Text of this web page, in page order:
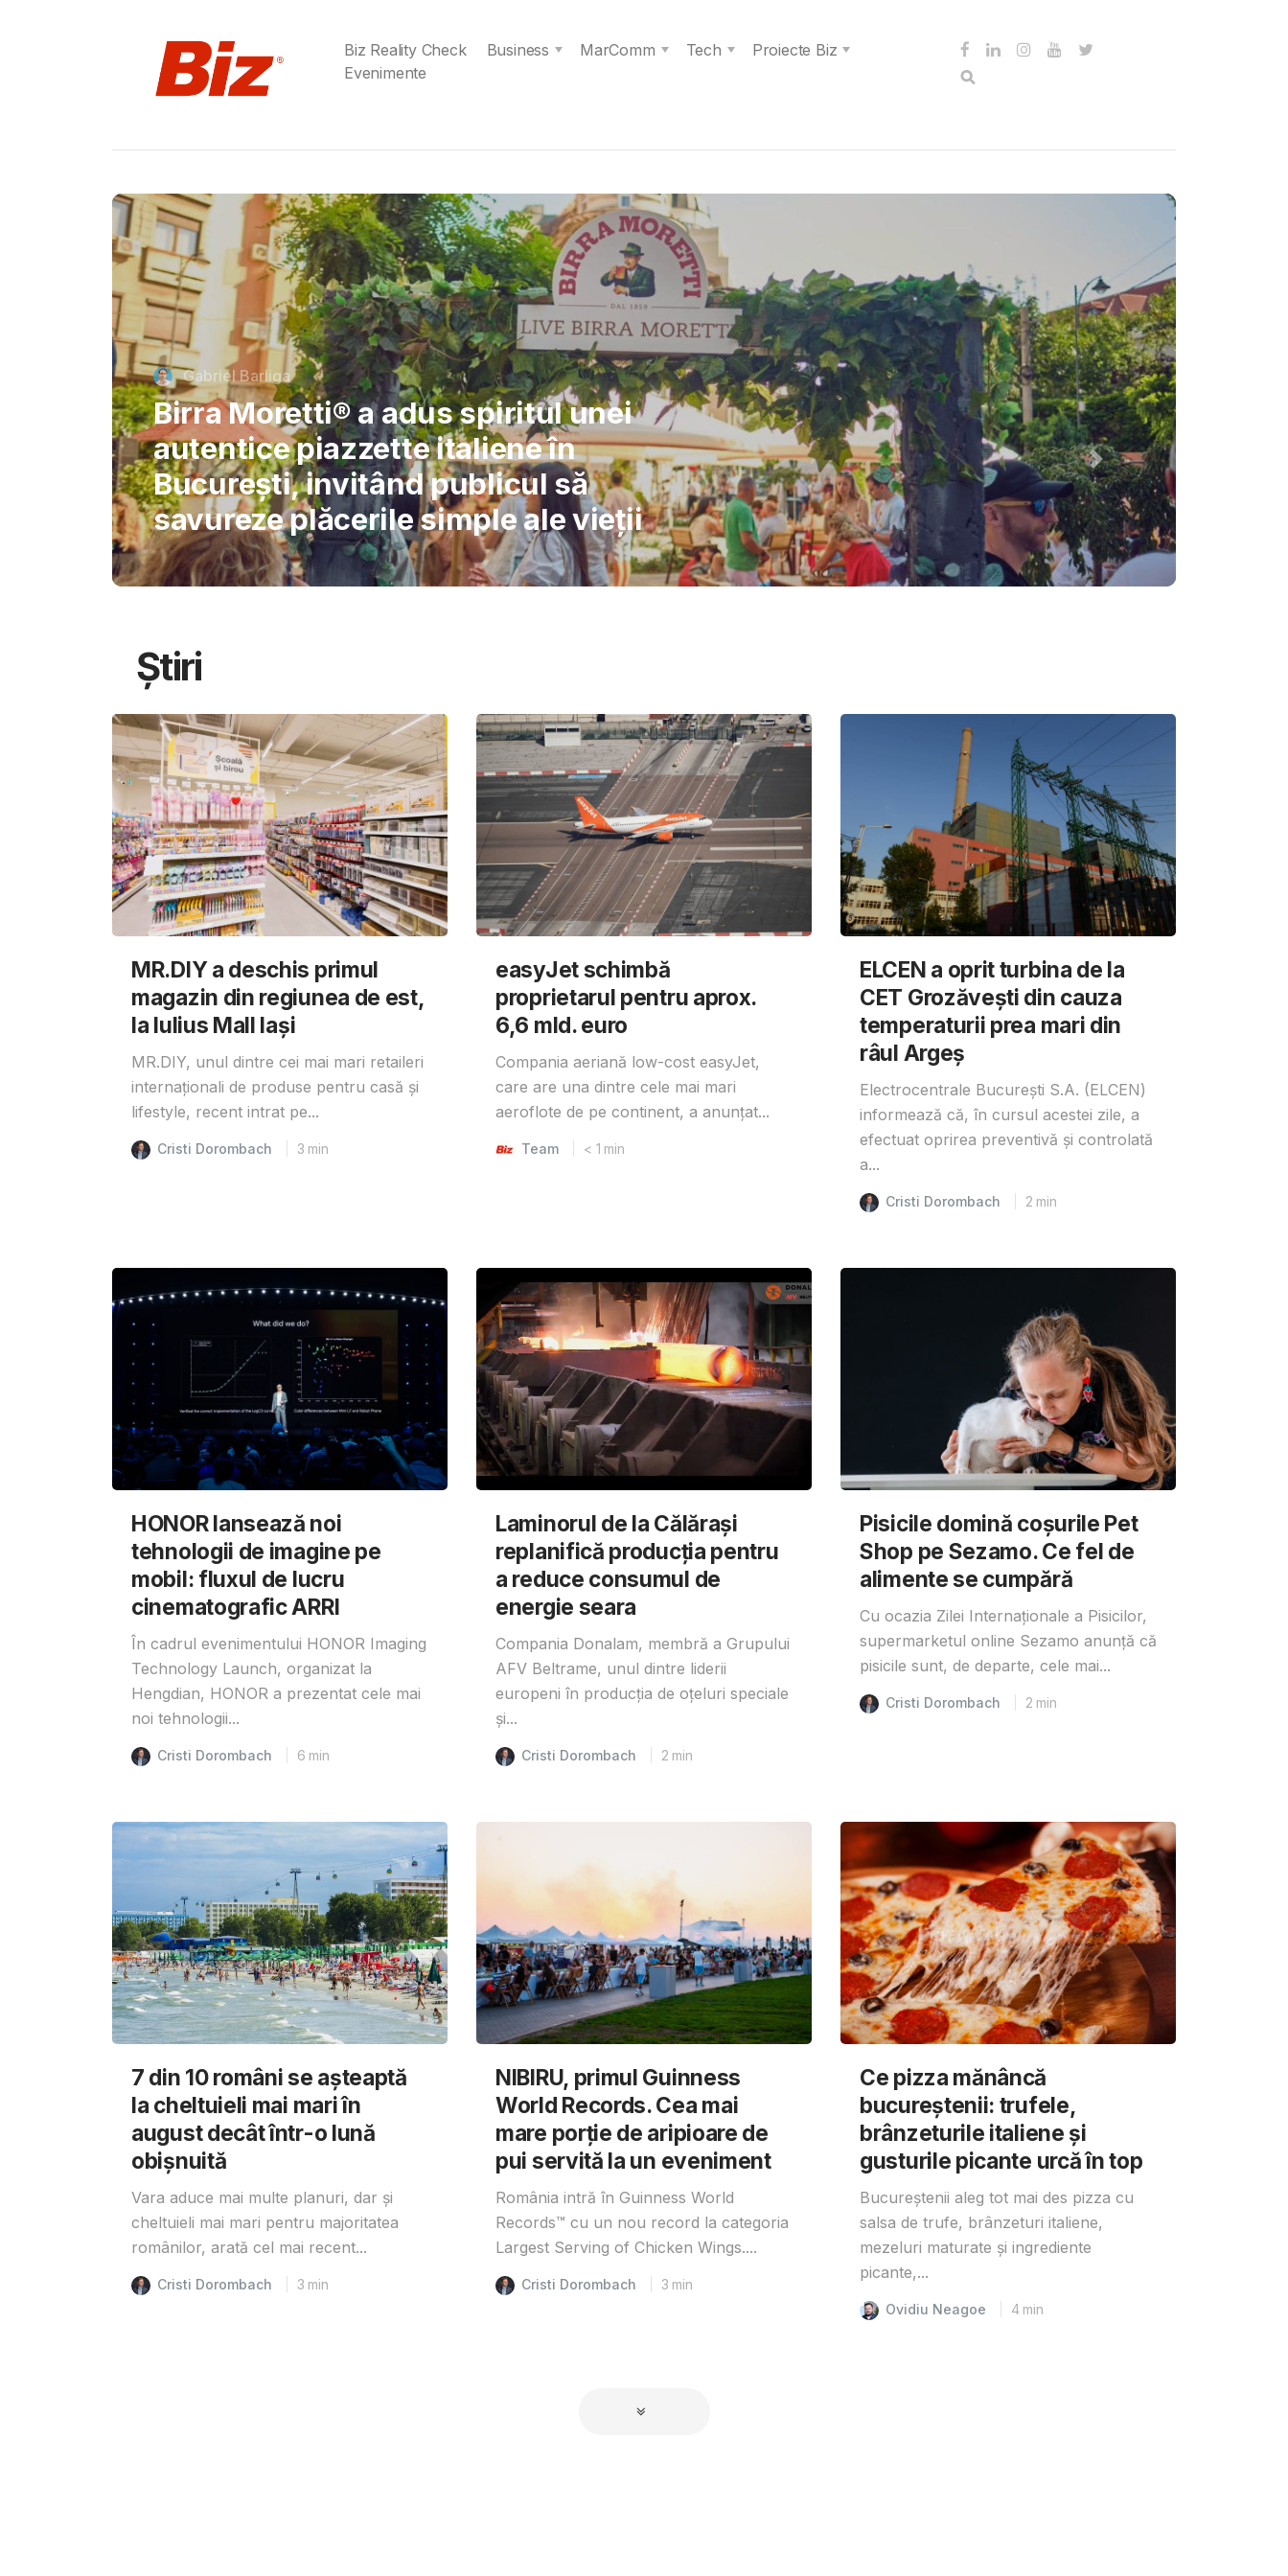
Biz Reality Check Business MarComm Tech
Proiecte Biz
Evenimente
Cristi Dorombach
Richard Joannides, Verita
International School: Școlile nu pot
permite AI-ului să înlocuiască
gândirea elevilor
Știri
MR.DIY a deschis primul
magazin din regiunea de est,
la Iulius Mall Iași
MR.DIY, unul dintre cei mai mari retaileri
internaționali de produse pentru casă și
lifestyle, recent intrat pe...
Cristi Dorombach 3 min
easyJet schimbă
proprietarul pentru aprox.
6,6 mld. euro
Compania aeriană low-cost easyJet,
care are una dintre cele mai mari
aeroflote de pe continent, a anunțat...
Team < 1 min
ELCEN a oprit turbina de la
CET Grozăvești din cauza
temperaturii prea mari din
râul Argeș
Electrocentrale București S.A. (ELCEN)
informează că, în cursul acestei zile, a
efectuat oprirea preventivă și controlată
a...
Cristi Dorombach 2 min
HONOR lansează noi
tehnologii de imagine pe
mobil: fluxul de lucru
cinematografic ARRI
În cadrul evenimentului HONOR Imaging
Technology Launch, organizat la
Hengdian, HONOR a prezentat cele mai
noi tehnologii...
Cristi Dorombach 6 min
Laminorul de la Călărași
replanifică producția pentru
a reduce consumul de
energie seara
Compania Donalam, membră a Grupului
AFV Beltrame, unul dintre liderii
europeni în producția de oțeluri speciale
și...
Cristi Dorombach 2 min
Pisicile domină coșurile Pet
Shop pe Sezamo. Ce fel de
alimente se cumpără
Cu ocazia Zilei Internaționale a Pisicilor,
supermarketul online Sezamo anunță că
pisicile sunt, de departe, cele mai...
Cristi Dorombach 2 min
7 din 10 români se așteaptă
la cheltuieli mai mari în
august decât într-o lună
obișnuită
Vara aduce mai multe planuri, dar și
cheltuieli mai mari pentru majoritatea
românilor, arată cel mai recent...
Cristi Dorombach 3 min
NIBIRU, primul Guinness
World Records. Cea mai
mare porție de aripioare de
pui servită la un eveniment
România intră în Guinness World
Records™️ cu un nou record la categoria
Largest Serving of Chicken Wings....
Cristi Dorombach 3 min
Ce pizza mănâncă
bucureștenii: trufele,
brânzeturile italiene și
gusturile picante urcă în top
Bucureștenii aleg tot mai des pizza cu
salsa de trufe, brânzeturi italiene,
mezeluri maturate și ingrediente
picante,...
Ovidiu Neagoe 4 min